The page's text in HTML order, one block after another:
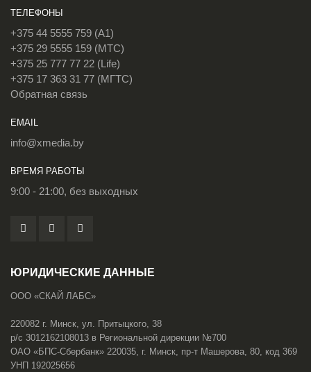
ТЕЛЕФОНЫ
+375 44 5555 759 (A1)
+375 29 5555 159 (МТС)
+375 25 777 77 22 (Life)
+375 17 363 31 77 (МГТС)
Обратная связь
EMAIL
info@xmedia.by
ВРЕМЯ РАБОТЫ
9:00 - 21:00, без выходных
ЮРИДИЧЕСКИЕ ДАННЫЕ
ООО «СКАЙ ЛАБС»
220082 г. Минск, ул. Притыцкого, 38
р/с 3012162108013 в Региональной дирекции №700
ОАО «БПС-Сбербанк» 220035, г. Минск, пр-т Машерова, 80, код 369
УНП 192025656